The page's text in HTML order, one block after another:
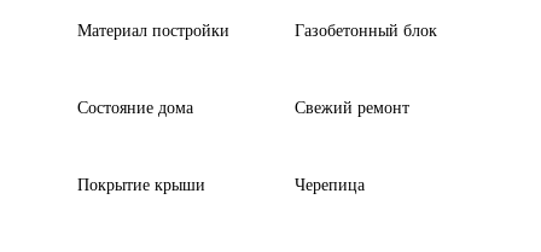
Материал постройки Газобетонный блок
Состояние дома Свежий ремонт
Покрытие крыши Черепица